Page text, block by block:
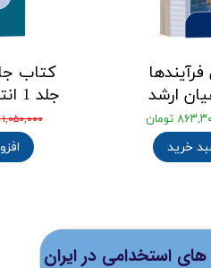
ارشد
تومان
خرید
کتاب
جلد 1 انتشارات راهیان ارشد
۱,۰۵۰,۰۰۰ تومان
استخدامی در ایران